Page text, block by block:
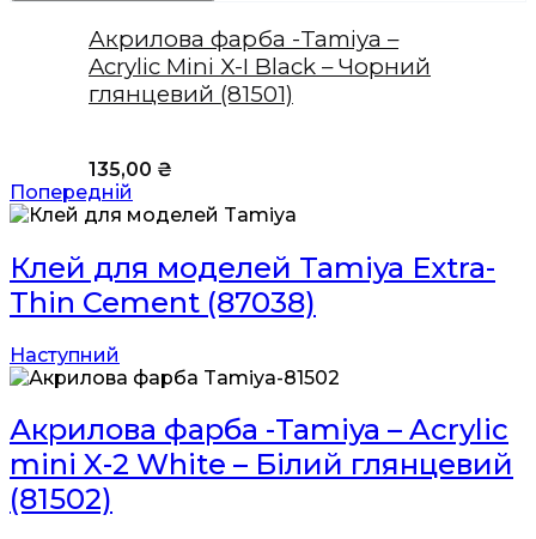
Акрилова фарба -Tamiya –
Acrylic Mini X-I Black – Чорний
глянцевий (81501)
135,00 ₴
Попередній
Клей для моделей Tamiya Extra-
Thin Cement (87038)
Наступний
Акрилова фарба -Tamiya – Acrylic
mini X-2 White – Білий глянцевий
(81502)